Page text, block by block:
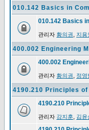
010.142 Basics in
010.142 Basics
관리자 황의권 지용
400.002 Engineering
400.002
관리자 황의권 정영
4190.210 Principles
4190.210
관리자 강지훈 김윤